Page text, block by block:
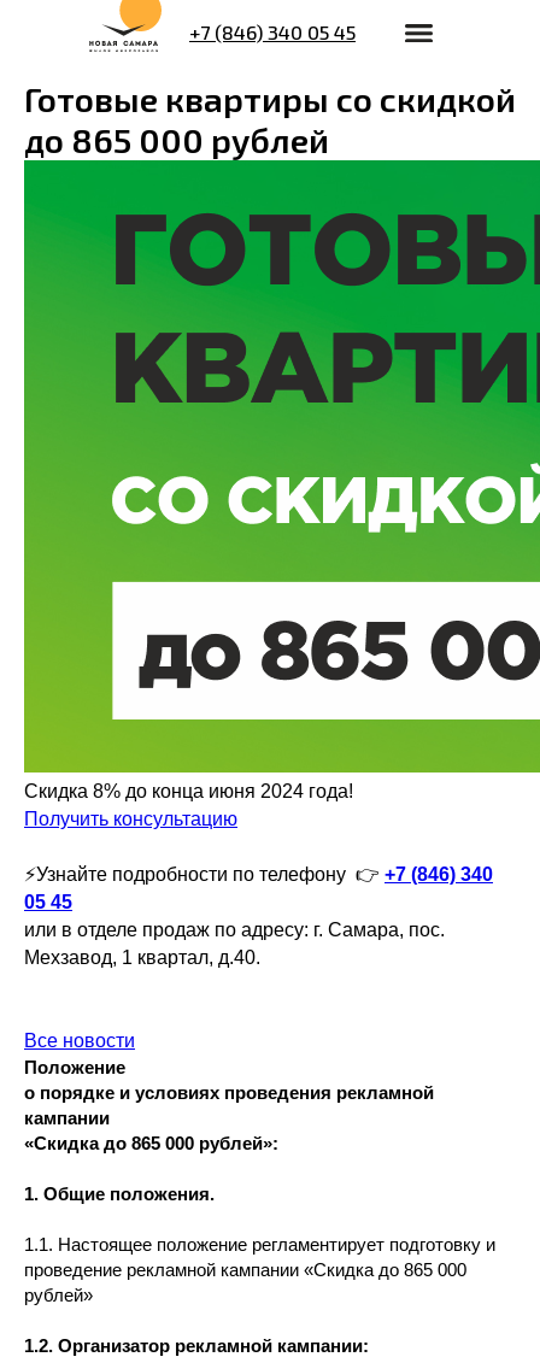
+7 (846) 340 05 45
Готовые квартиры со скидкой
до 865 000 рублей
Скидка 8% до конца июня 2024 года!
Получить консультацию
⚡️Узнайте подробности по телефону 👉 +7 (846) 340
05 45
или в отделе продаж по адресу: г. Самара, пос.
Мехзавод, 1 квартал, д.40.
Все новости
Положение
о порядке и условиях проведения рекламной
кампании
«Скидка до 865 000 рублей»:
1. Общие положения.
1.1. Настоящее положение регламентирует подготовку и
проведение рекламной кампании «Скидка до 865 000
рублей»
1.2. Организатор рекламной кампании: